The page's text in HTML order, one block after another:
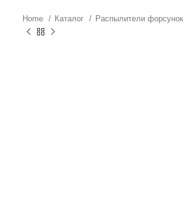
Home Каталог Распылители форсунок